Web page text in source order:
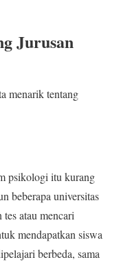
Jurusan
menarik tentang
psikologi itu kurang
beberapa universitas
atau mencari
mendapatkan siswa
berbeda, sama